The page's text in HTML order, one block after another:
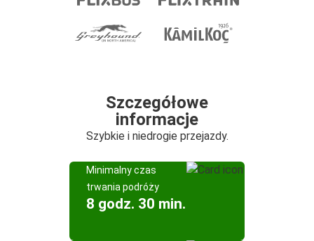
Szczegółowe
informacje
Szybkie i niedrogie przejazdy.
Minimalny czas
trwania podróży
8 godz. 30 min.